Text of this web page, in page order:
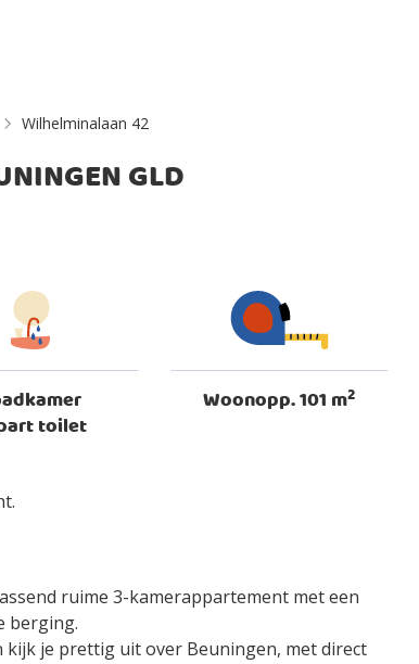
Wilhelminalaan 42
GLD
toilet
Woonopp. 101 m2
ruime 3-kamerappartement met een
berging.
je prettig uit over Beuningen, met direct